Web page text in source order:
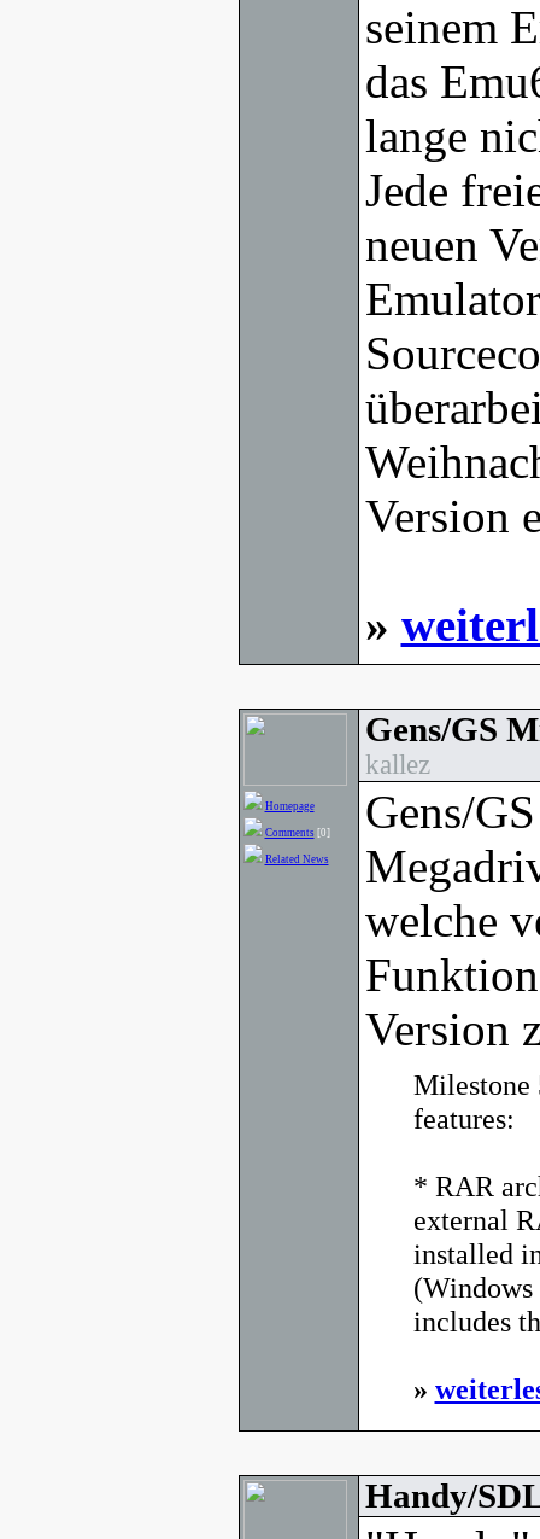
seinem
das
lange
Jede
neuen
Version
»
Homepage
Comments [0]
Related News
Gens/GS
kallez
Gens/
welche
Version
Milestone
features:
* RAR
external
installed
includes
»
Handy/